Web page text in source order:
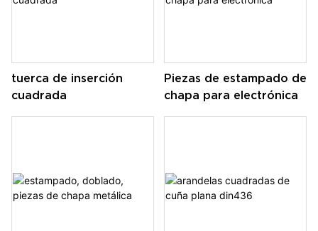
tuerca de inserción
cuadrada
Piezas de estampado de
chapa para electrónica